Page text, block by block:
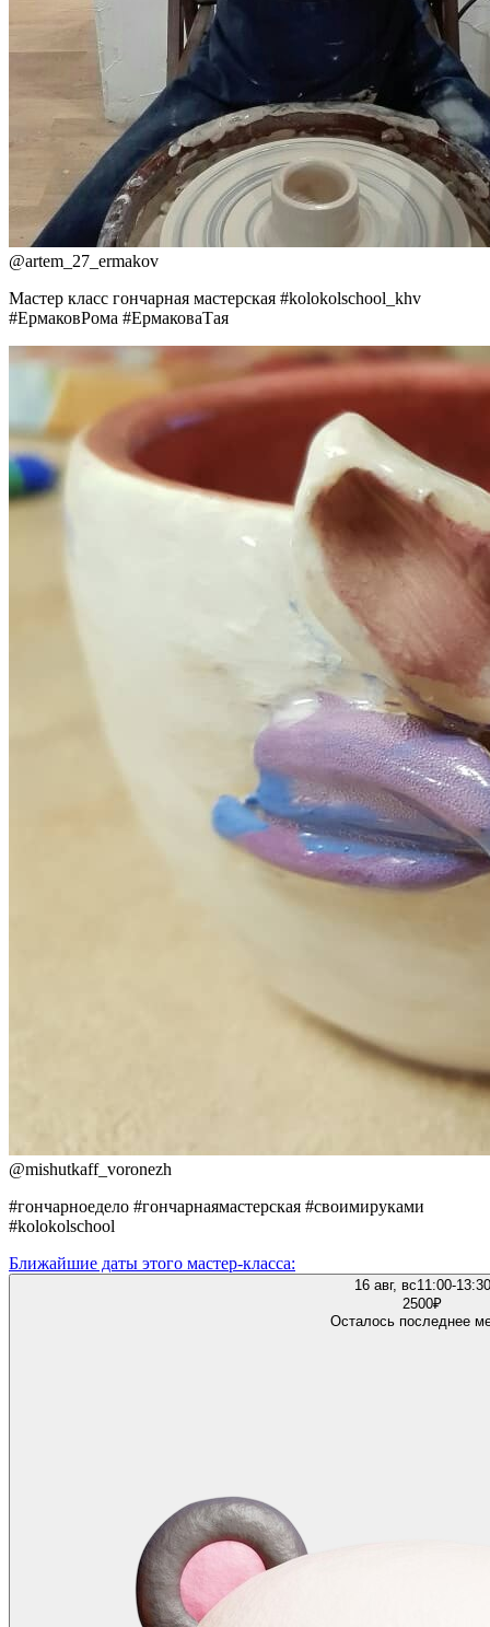
@artem_27_ermakov
Мастер класс гончарная мастерская #kolokolschool_khv
#ЕрмаковРома #ЕрмаковаТая
@mishutkaff_voronezh
#гончарноедело #гончарнаямастерская #своимируками
#kolokolschool
Ближайшие даты этого мастер‑класса:
16 авг, вс11:00-13:30
2500₽
Осталось последнее